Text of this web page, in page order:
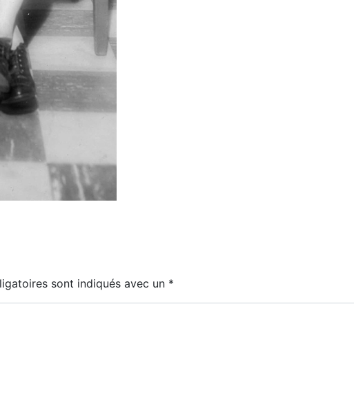
sont indiqués avec un *